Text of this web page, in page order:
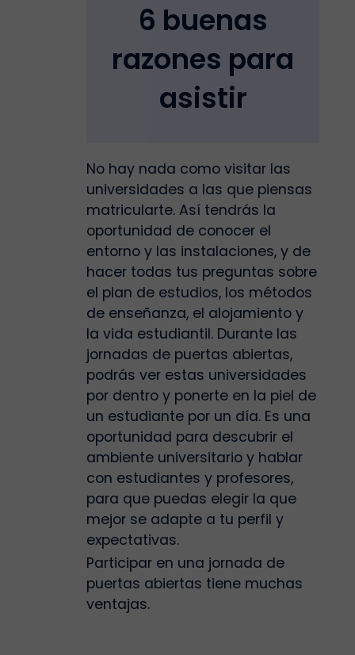
6 buenas
razones para
asistir
No hay nada como visitar las
universidades a las que piensas
matricularte. Así tendrás la
oportunidad de conocer el
entorno y las instalaciones, y de
hacer todas tus preguntas sobre
el plan de estudios, los métodos
de enseñanza, el alojamiento y
la vida estudiantil. Durante las
jornadas de puertas abiertas,
podrás ver estas universidades
por dentro y ponerte en la piel de
un estudiante por un día. Es una
oportunidad para descubrir el
ambiente universitario y hablar
con estudiantes y profesores,
para que puedas elegir la que
mejor se adapte a tu perfil y
expectativas.
Participar en una jornada de
puertas abiertas tiene muchas
ventajas.